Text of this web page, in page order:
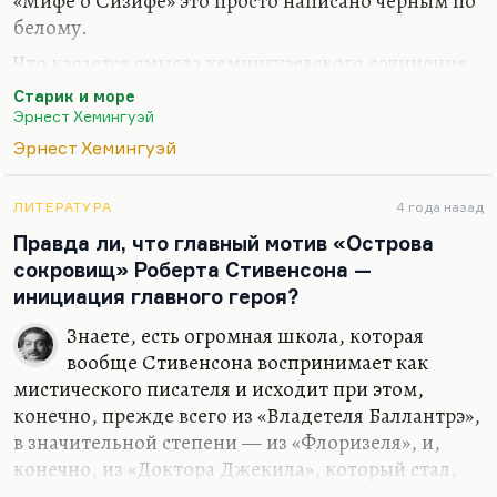
пижонскими.
Хемингуэй — это как раз то, что всегда
белому.
Что касается смысла хемингуэевского сочинения,
то это вообще повесть об участи человека в мире,
почему она так и популярна: ты должен не
сдаваться, вне зависимости от результата, вот и
акул, а он заставил задуматься двух туристов,
мальчика, он стал героем повести Хемингуэя.
Пиром для акул всё отнюдь не ограничивается.
И потом, не важен результат, не важен
количественный показатель, а важно, что рыба
была очень…
Старик и море
Эрнест Хемингуэй
Эрнест Хемингуэй
ЛИТЕРАТУРА 4 года назад
Правда ли, что главный мотив «Острова
сокровищ» Роберта Стивенсона —
инициация главного героя?
Знаете, есть огромная школа, которая
вообще Стивенсона воспринимает как
мистического писателя и исходит при этом,
конечно, прежде всего из «Владетеля Баллантрэ»,
в значительной степени — из «Флоризеля», и,
конечно, из «Доктора Джекила», который стал,